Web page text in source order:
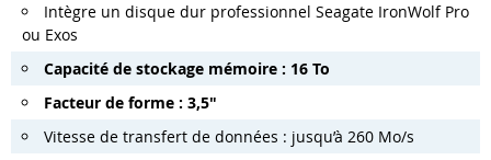
Intègre un disque dur professionnel Seagate IronWolf Pro
ou Exos
Capacité de stockage mémoire : 16 To
Facteur de forme : 3,5"
Vitesse de transfert de données : jusqu’à 260 Mo/s